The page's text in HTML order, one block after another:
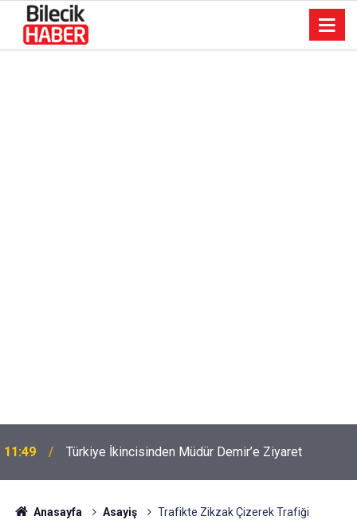
11:49 Türkiye İkincisinden Müdür Demir’e Ziyaret
Anasayfa Asayiş
Trafikte Zikzak Çizerek Trafiği